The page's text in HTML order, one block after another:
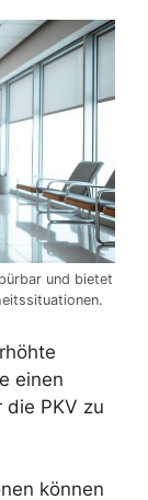
und bietet
einen
PKV zu
können